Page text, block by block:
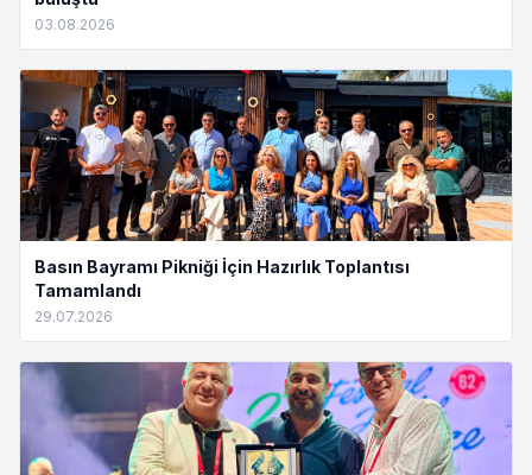
03.08.2026
Basın Bayramı Pikniği İçin Hazırlık Toplantısı
Tamamlandı
29.07.2026